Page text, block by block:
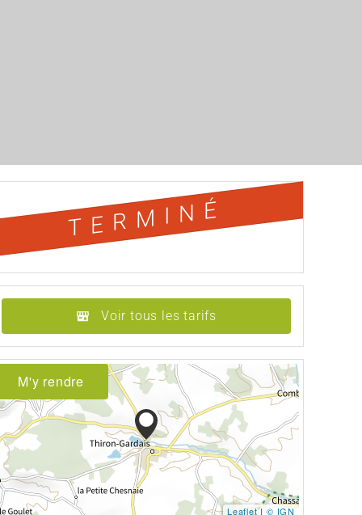
TERMINÉ
Voir tous les tarifs
M'y rendre
Leaflet| © IGN